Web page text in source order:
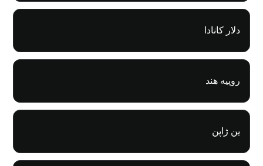
دلار کانادا
روپیه هند
ین ژاپن